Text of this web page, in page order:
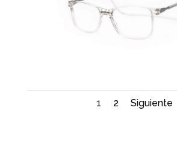
1 2 Siguiente